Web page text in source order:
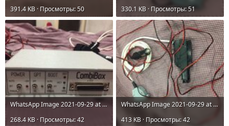
391.4 KB · Просмотры: 50
330.1 KB · Просмотры: 51
WhatsApp Image 2021-09-29 at 18.53.53.jpeg
268.4 KB · Просмотры: 42
WhatsApp Image 2021-09-29 at 18.53.56.jpeg
413 KB · Просмотры: 42